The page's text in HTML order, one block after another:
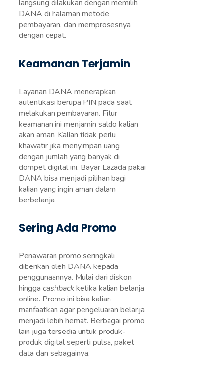
langsung dilakukan dengan memilih
DANA di halaman metode
pembayaran, dan memprosesnya
dengan cepat.
Keamanan Terjamin
Layanan DANA menerapkan
autentikasi berupa PIN pada saat
melakukan pembayaran. Fitur
keamanan ini menjamin saldo kalian
akan aman. Kalian tidak perlu
khawatir jika menyimpan uang
dengan jumlah yang banyak di
dompet digital ini. Bayar Lazada pakai
DANA bisa menjadi pilihan bagi
kalian yang ingin aman dalam
berbelanja.
Sering Ada Promo
Penawaran promo seringkali
diberikan oleh DANA kepada
penggunaannya. Mulai dari diskon
hingga cashbackketika kalian belanja
online. Promo ini bisa kalian
manfaatkan agar pengeluaran belanja
menjadi lebih hemat. Berbagai promo
lain juga tersedia untuk produk-
produk digital seperti pulsa, paket
data dan sebagainya.